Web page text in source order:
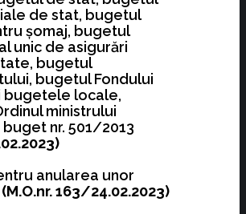
de stat, bugetul
şomaj, bugetul
unic de asigurări
bugetul
bugetul Fondului
bugetele locale,
ministrului
nr. 501/2013
anularea unor
(M.O.nr. 163/24.02.2023)